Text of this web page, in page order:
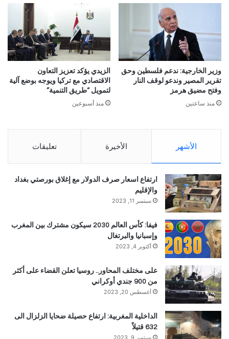
وزير الخارجية: ندعم فلسطين وحق
تقرير المصير وندعو لوقف النار
وفتح مضيق هرمز
منذ ساعتين
الزيدي يؤكد تعزيز التعاون
الاقتصادي مع تركيا ويوجه بوضع آلية
لتمويل “طريق التنمية”
منذ أسبوعين
الأشهر الأخيرة تعليقات
ارتفاع اسعار صرف الدولار مع إغلاق بورصتي بغداد
والإقليم
سبتمبر 11, 2023
فيفا: كأس العالم 2030 سيكون مشترك بين المغرب
وإسبانيا والبرتغال
أكتوبر 4, 2023
على مختلف المحاور.. روسيا تعلن القضاء على أكثر
من 900 جندي أوكراني
أغسطس 20, 2023
الداخلية المغربية: ارتفاع حصيلة ضحايا الزلزال الى
632 قتيلاً
سبتمبر 9, 2023